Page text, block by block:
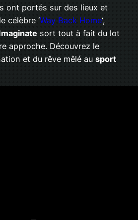
ont portés sur des lieux et
célèbre ‘Way Back Home‘,
sort tout à fait du lot
approche. Découvrez le
et du rêve mêlé au sport